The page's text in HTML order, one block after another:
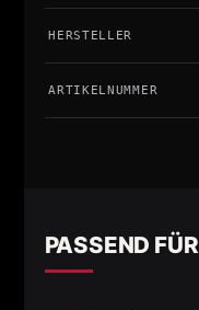
HERSTELLER
ARTIKELNUMMER
PASSEND FÜR